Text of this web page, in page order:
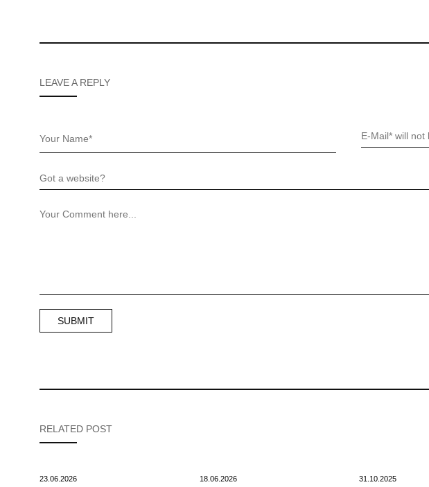
LEAVE A REPLY
RELATED POST
23.06.2026 18.06.2026 31.10.2025